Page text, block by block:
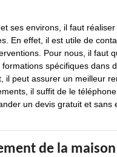
ses environs, il faut
En effet, il est utile de
Pour nous, il faut
spécifiques dans
il peut assurer un meilleur
il suffit de le
un devis gratuit et sans
de la